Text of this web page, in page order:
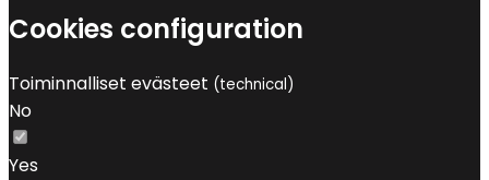
Cookies configuration
Toiminnalliset evästeet (technical)
No
Yes